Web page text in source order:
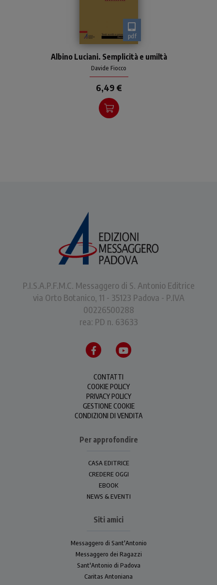
pdf
essere ricordato solo per la
brevità del pontificato
Albino Luciani. Semplicità e umiltà
Davide Fiocco
6,49 €
P.I.S.A.P.F.M.C. Messaggero di S. Antonio Editrice
via Orto Botanico, 11 - 35123 Padova - P.IVA
00226500288
rea: PD n. 63633
CONTATTI
COOKIE POLICY
PRIVACY POLICY
GESTIONE COOKIE
CONDIZIONI DI VENDITA
Per approfondire
CASA EDITRICE
CREDERE OGGI
EBOOK
NEWS & EVENTI
Siti amici
Messaggero di Sant'Antonio
Messaggero dei Ragazzi
Sant'Antonio di Padova
Caritas Antoniana